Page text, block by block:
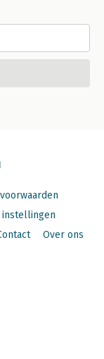
instellingen
Over ons